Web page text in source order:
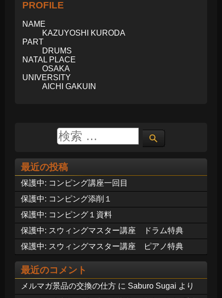
PROFILE
NAME
KAZUYOSHI KURODA
PART
DRUMS
NATAL PLACE
OSAKA
UNIVERSITY
AICHI GAKUIN
最近の投稿
保護中: コンピング講座一回目
保護中: コンピング添削１
保護中: コンピング１資料
保護中: スウィングマスター講座 ドラム特典
保護中: スウィングマスター講座 ピアノ特典
最近のコメント
メルマガ景品の交換の仕方 に Saburo Sugai より